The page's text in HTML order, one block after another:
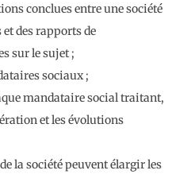
conclues entre une société
des rapports de
sur le sujet ;
sociaux ;
mandataire social traitant,
et les évolutions
la société peuvent élargir les